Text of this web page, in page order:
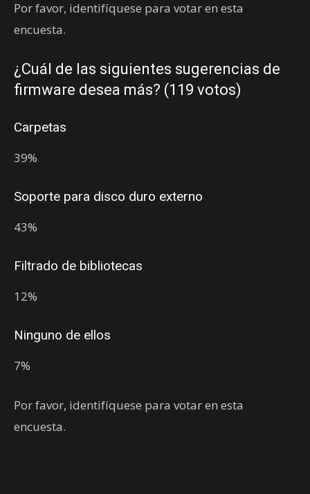
Por favor, identifíquese para votar en esta
encuesta.
¿Cuál de las siguientes sugerencias de
firmware desea más? (119 votos)
Carpetas
39%
Soporte para disco duro externo
43%
Filtrado de bibliotecas
12%
Ninguno de ellos
7%
Por favor, identifíquese para votar en esta
encuesta.